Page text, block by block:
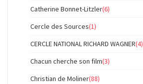
Catherine Bonnet-Litzler(6)
Cercle des Sources(1)
CERCLE NATIONAL RICHARD WAGNER(4)
Chacun cherche son film(3)
Christian de Moliner(88)